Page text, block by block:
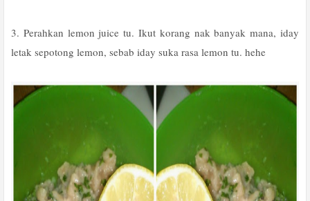
3. Perahkan lemon juice tu. Ikut korang nak banyak mana, iday
letak sepotong lemon, sebab iday suka rasa lemon tu. hehe